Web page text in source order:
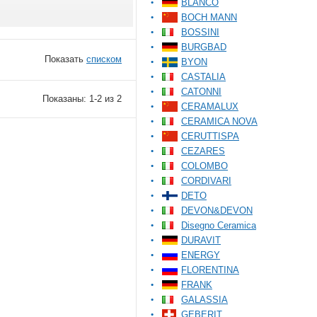
Показать списком
Показаны: 1-2 из 2
BLANCO
BOCH MANN
BOSSINI
BURGBAD
BYON
CASTALIA
CATONNI
CERAMALUX
CERAMICA NOVA
CERUTTISPA
CEZARES
COLOMBO
CORDIVARI
DETO
DEVON&DEVON
Disegno Ceramica
DURAVIT
ENERGY
FLORENTINA
FRANK
GALASSIA
GEBERIT